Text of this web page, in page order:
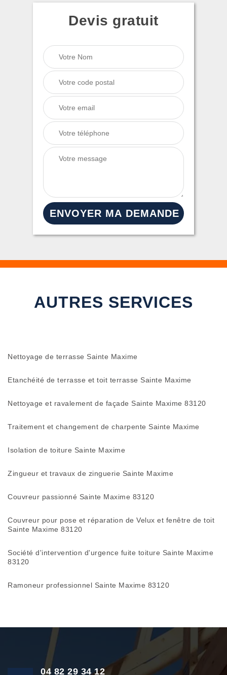
Devis gratuit
AUTRES SERVICES
Nettoyage de terrasse Sainte Maxime
Etanchéité de terrasse et toit terrasse Sainte Maxime
Nettoyage et ravalement de façade Sainte Maxime 83120
Traitement et changement de charpente Sainte Maxime
Isolation de toiture Sainte Maxime
Zingueur et travaux de zinguerie Sainte Maxime
Couvreur passionné Sainte Maxime 83120
Couvreur pour pose et réparation de Velux et fenêtre de toit
Sainte Maxime 83120
Société d'intervention d'urgence fuite toiture Sainte Maxime
83120
Ramoneur professionnel Sainte Maxime 83120
04 82 29 34 12